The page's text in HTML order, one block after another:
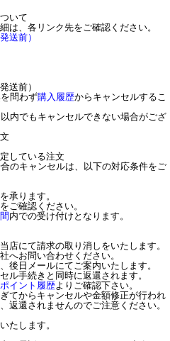
いて
は、各リンク先をご確認ください。
送前）
送前）
問わず購入履歴からキャンセルするこ
内でもキャンセルできない場合がござ
している注文
のキャンセルは、以下の対応条件をご
承ります。
をご確認ください。
内での受け付けとなります。
店にて請求の取り消しをいたします。
へお問い合わせください。
後日メールにてご案内いたします。
ル手続きと同時に返還されます。
ポイント履歴よりご確認下さい。
てからキャンセルや金額修正が行われ
返還されませんのでご注意ください。
たします。